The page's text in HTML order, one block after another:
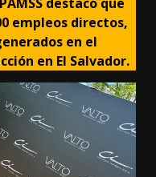
empleos directos,
en el
en El Salvador.